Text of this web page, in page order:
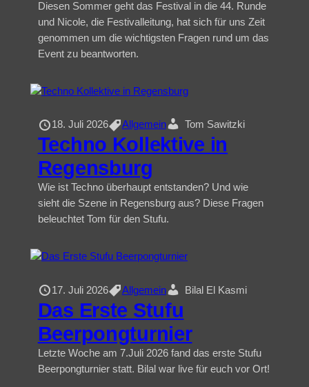
Diesen Sommer geht das Festival in die 44. Runde
und Nicole, die Festivalleitung, hat sich für uns Zeit
genommen um die wichtigsten Fragen rund um das
Event zu beantworten.
18. Juli 2026 Allgemein Tom Sawitzki
Techno Kollektive in
Regensburg
Wie ist Techno überhaupt entstanden? Und wie
sieht die Szene in Regensburg aus? Diese Fragen
beleuchtet Tom für den Stufu.
17. Juli 2026 Allgemein Bilal El Kasmi
Das Erste Stufu
Beerpongturnier
Letzte Woche am 7.Juli 2026 fand das erste Stufu
Beerpongturnier statt. Bilal war live für euch vor Ort!